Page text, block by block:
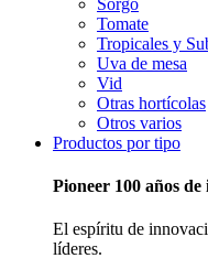
Tomate
Tropicales y
Uva de mesa
Vid
Otras hortícolas
Otros varios
Productos por tipo
Pioneer 100 años
El espíritu de
líderes.